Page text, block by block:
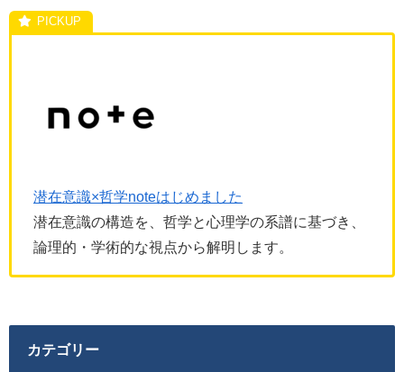
潜在意識×哲学noteはじめました
潜在意識の構造を、哲学と心理学の系譜に基づき、
論理的・学術的な視点から解明します。
カテゴリー